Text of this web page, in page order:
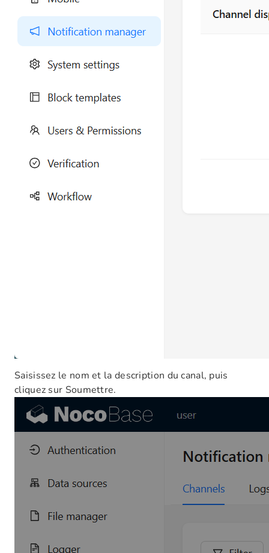
Saisissez le nom et la description du canal, puis
cliquez sur Soumettre.